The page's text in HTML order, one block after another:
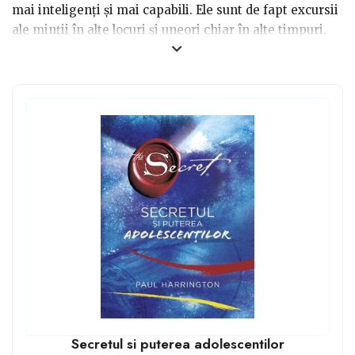
mai inteligenți și mai capabili. Ele sunt de fapt excursii
ale minții în alte locuri și uneori chiar în alte timpuri.
Putem călători oriunde cu minim de efort la orice oră și
ani. Adolescența este perioada în care avem mult timp
liber și lectura este ideală.
Secretul si puterea adolescentilor